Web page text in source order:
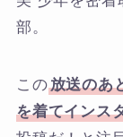
部。
この放送のあ
を着てインス